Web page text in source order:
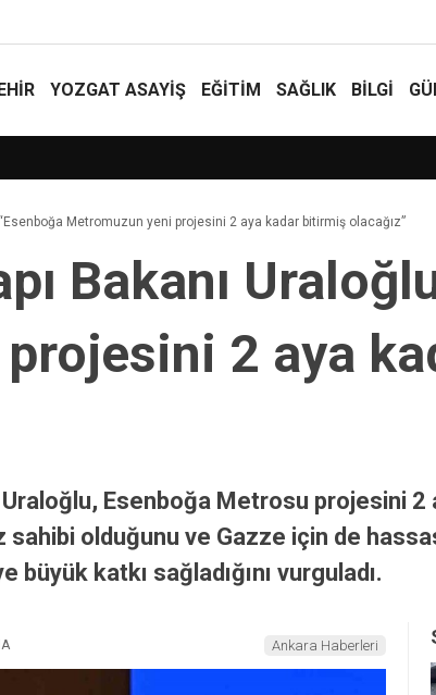
YOZGAT ASAYIŞ EĞİTİM SAĞLIK BİLGİ
gümrüğe takıldı
Metromuzun yeni projesini 2 aya kadar bitirmiş olacağız”
Bakanı
2 aya
Esenboğa Metrosu projesini 2
sahibi olduğunu ve Gazze için de
büyük katkı sağladığını vurguladı.
Ankara Haberleri